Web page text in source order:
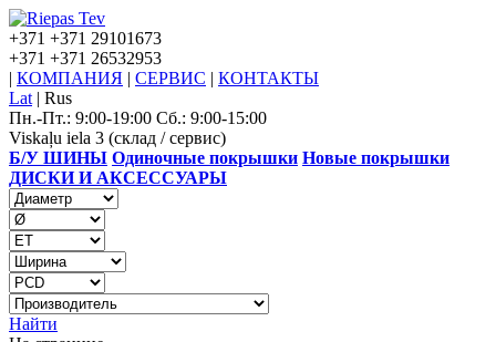
+371 +371 29101673
+371 +371 26532953
| КОМПАНИЯ | СЕРВИС | КОНТАКТЫ
Lat | Rus
Пн.-Пт.: 9:00-19:00 Сб.: 9:00-15:00
Viskaļu iela 3 (склад / сервис)
Б/У ШИНЫ Одиночные покрышки Новые покрышки
ДИСКИ И АКСЕССУАРЫ
Найти